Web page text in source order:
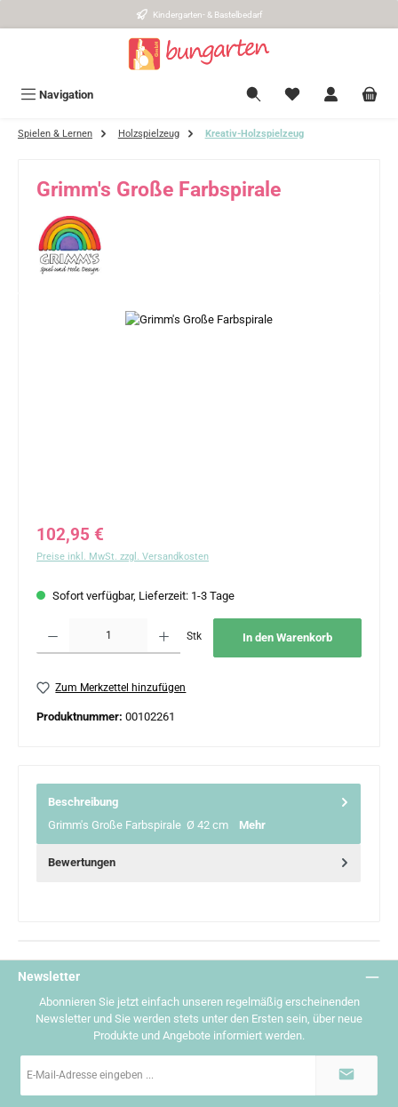
Kindergarten- & Bastelbedarf
Navigation
Spielen & Lernen Holzspielzeug Kreativ-Holzspielzeug
Grimm's Große Farbspirale
Bildergalerie überspringen
Regulärer Preis:
102,95 €
Preise inkl. MwSt. zzgl. Versandkosten
Sofort verfügbar, Lieferzeit: 1-3 Tage
Stk In den Warenkorb
Zum Merkzettel hinzufügen
Produktnummer: 00102261
Beschreibung
Grimm's Große Farbspirale Ø 42 cm Mehr
Bewertungen
Newsletter
Abonnieren Sie jetzt einfach unseren regelmäßig erscheinenden
Newsletter und Sie werden stets unter den Ersten sein, über neue
Produkte und Angebote informiert werden.
Mail-